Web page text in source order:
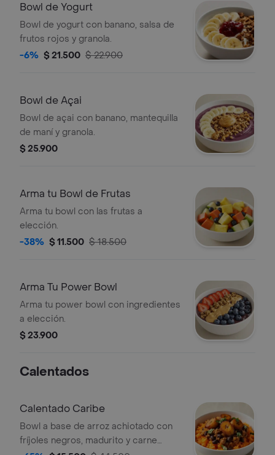
Bowl de Yogurt
Bowl de yogurt con banano, salsa de
frutos rojos y granola.
-6% $ 21.500 $ 22.900
Bowl de Açai
Bowl de açai con banano, mantequilla
de maní y granola.
$ 25.900
Arma tu Bowl de Frutas
Arma tu bowl con las frutas a
elección.
-38% $ 11.500 $ 18.500
Arma Tu Power Bowl
Arma tu power bowl con ingredientes
a elección.
$ 23.900
Calentados
Calentado Caribe
Bowl a base de arroz achiotado con
fríjoles negros, madurito y carne